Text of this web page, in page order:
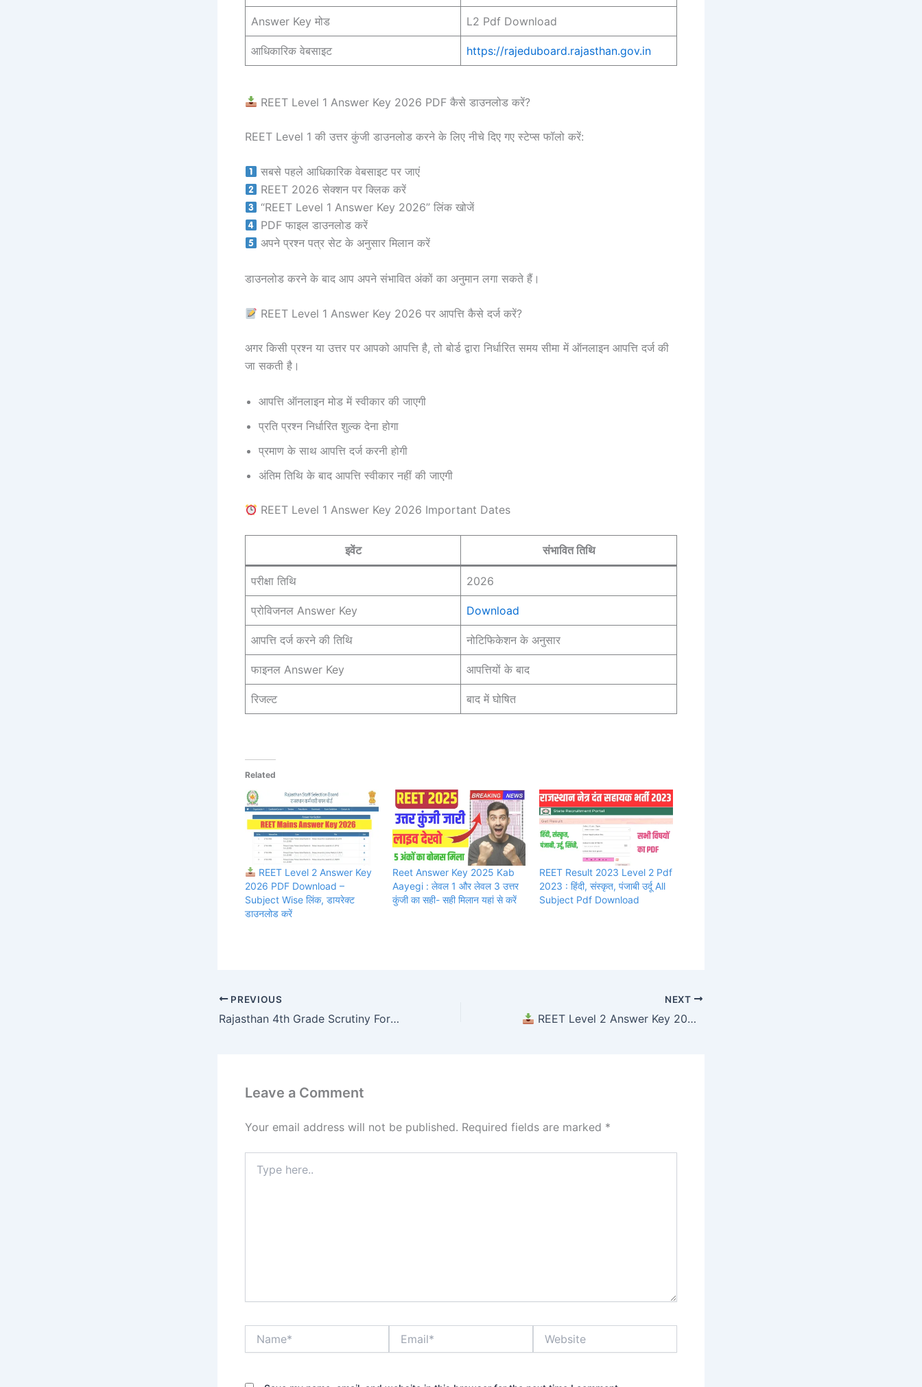
Answer Key मोड L2 Pdf Download
आधिकारिक वेबसाइट https://rajeduboard.rajasthan.gov.in
REET Level 1 Answer Key 2026 PDF कैसे डाउनलोड करें?
REET Level 1 की उत्तर कुंजी डाउनलोड करने के लिए नीचे दिए गए स्टेप्स फॉलो करें:
सबसे पहले आधिकारिक वेबसाइट पर जाएं
REET 2026 सेक्शन पर क्लिक करें
“REET Level 1 Answer Key 2026” लिंक खोजें
PDF फाइल डाउनलोड करें
अपने प्रश्न पत्र सेट के अनुसार मिलान करें
डाउनलोड करने के बाद आप अपने संभावित अंकों का अनुमान लगा सकते हैं।
REET Level 1 Answer Key 2026 पर आपत्ति कैसे दर्ज करें?
अगर किसी प्रश्न या उत्तर पर आपको आपत्ति है, तो बोर्ड द्वारा निर्धारित समय सीमा में ऑनलाइन आपत्ति दर्ज की
जा सकती है।
आपत्ति ऑनलाइन मोड में स्वीकार की जाएगी
प्रति प्रश्न निर्धारित शुल्क देना होगा
प्रमाण के साथ आपत्ति दर्ज करनी होगी
अंतिम तिथि के बाद आपत्ति स्वीकार नहीं की जाएगी
REET Level 1 Answer Key 2026 Important Dates
इवेंट संभावित तिथि
परीक्षा तिथि 2026
प्रोविजनल Answer Key Download
आपत्ति दर्ज करने की तिथि नोटिफिकेशन के अनुसार
फाइनल Answer Key आपत्तियों के बाद
रिजल्ट बाद में घोषित
Related
REET Level 2 Answer Key
2026 PDF Download –
Subject Wise लिंक, डायरेक्ट
डाउनलोड करें
Reet Answer Key 2025 Kab
Aayegi : लेवल 1 और लेवल 3 उत्तर
कुंजी का सही- सही मिलान यहां से करें
REET Result 2023 Level 2 Pdf
2023 : हिंदी, संस्कृत, पंजाबी उर्दू All
Subject Pdf Download
PREVIOUS
Rajasthan 4th Grade Scrutiny Form 2026: Direct Link से करें Apply Online | सभी फॉर्मेट PDF
NEXT
REET Level 2 Answer Key 2026 PDF Download – Subject Wise लिंक, डायरेक्ट डाउनलोड करें
Leave a Comment
Your email address will not be published. Required fields are marked *
here..